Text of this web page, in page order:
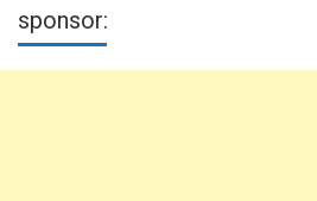
sponsor: